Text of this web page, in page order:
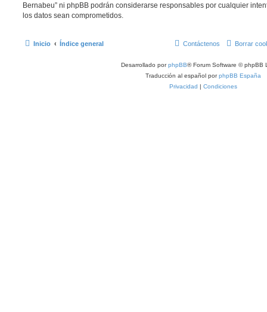
Bernabeu” ni phpBB podrán considerarse responsables por cualquier
los datos sean comprometidos.
Inicio Índice general Borrar
Contáctenos
Desarrollado porphpBB® Forum Software © phpBB
Traducción al español porphpBB España
Privacidad | Condiciones